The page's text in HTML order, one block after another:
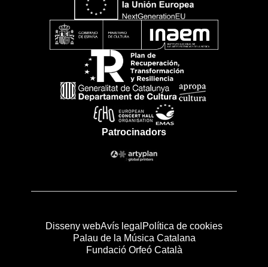
Patrocinadors
Disseny webAvís legal Política de cookies
Palau de la Música Catalana
Fundació Orfeó Català